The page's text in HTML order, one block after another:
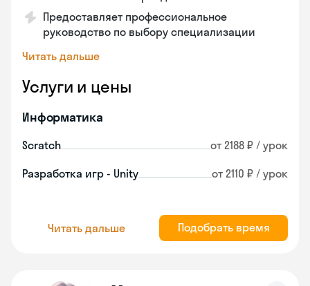
Предоставляет профессиональное
руководство по выбору специализации
Читать дальше
Услуги и цены
Информатика
Scratch от 2188 ₽ / урок
Разработка игр - Unity от 2110 ₽ / урок
Читать дальше Подобрать время